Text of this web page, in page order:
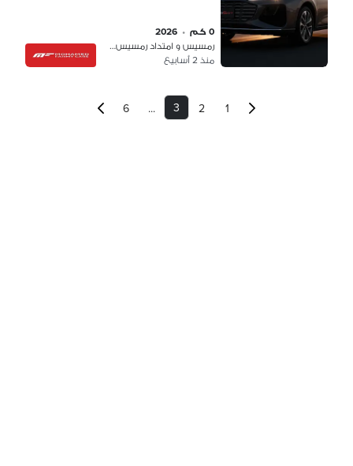
0 كم •
2026
رمسيس و امتداد رمسيس، القاهرة
منذ 2 أسابيع
1
2
3
...
6